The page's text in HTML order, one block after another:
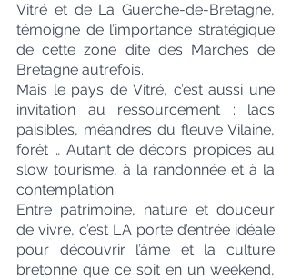
Vitré et de La Guerche-de-Bretagne,
témoigne de l’importance stratégique
de cette zone dite des Marches de
Bretagne autrefois.
Mais le pays de Vitré, c’est aussi une
invitation au ressourcement : lacs
paisibles, méandres du fleuve Vilaine,
forêt … Autant de décors propices au
slow tourisme, à la randonnée et à la
contemplation.
Entre patrimoine, nature et douceur
de vivre, c’est LA porte d’entrée idéale
pour découvrir l’âme et la culture
bretonne que ce soit en un weekend,